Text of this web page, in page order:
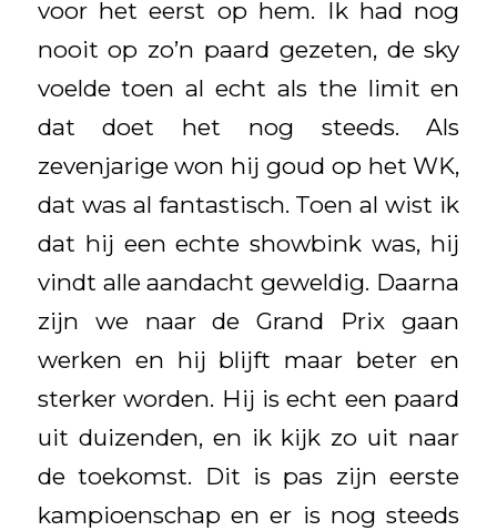
voor het eerst op hem. Ik had nog
nooit op zo’n paard gezeten, de sky
voelde toen al echt als the limit en
dat doet het nog steeds. Als
zevenjarige won hij goud op het WK,
dat was al fantastisch. Toen al wist ik
dat hij een echte showbink was, hij
vindt alle aandacht geweldig. Daarna
zijn we naar de Grand Prix gaan
werken en hij blijft maar beter en
sterker worden. Hij is echt een paard
uit duizenden, en ik kijk zo uit naar
de toekomst. Dit is pas zijn eerste
kampioenschap en er is nog steeds